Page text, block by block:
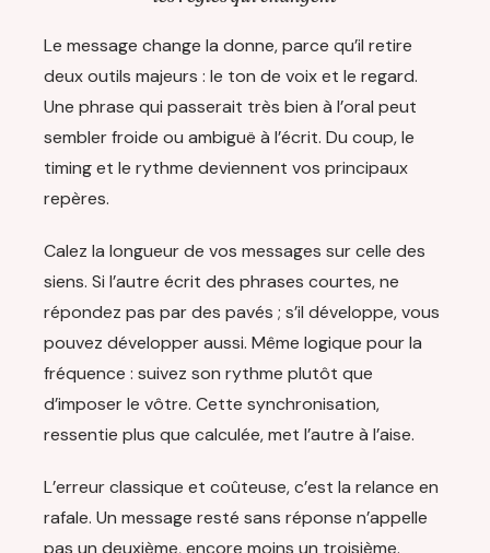
Le message change la donne, parce qu’il retire
deux outils majeurs : le ton de voix et le regard.
Une phrase qui passerait très bien à l’oral peut
sembler froide ou ambiguë à l’écrit. Du coup, le
timing et le rythme deviennent vos principaux
repères.
Calez la longueur de vos messages sur celle des
siens. Si l’autre écrit des phrases courtes, ne
répondez pas par des pavés ; s’il développe, vous
pouvez développer aussi. Même logique pour la
fréquence : suivez son rythme plutôt que
d’imposer le vôtre. Cette synchronisation,
ressentie plus que calculée, met l’autre à l’aise.
L’erreur classique et coûteuse, c’est la relance en
rafale. Un message resté sans réponse n’appelle
pas un deuxième, encore moins un troisième.